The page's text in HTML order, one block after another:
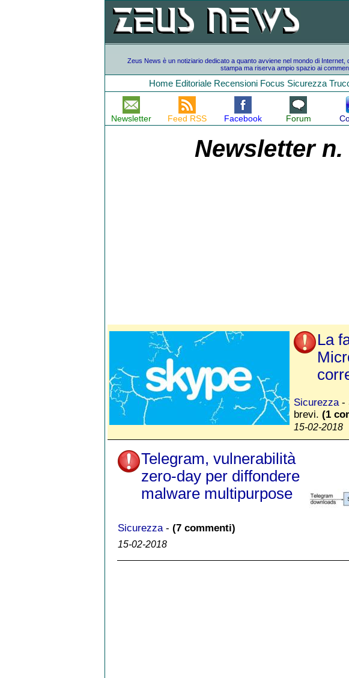
Zeus News è un notiziario dedicato a quanto avviene nel mondo di
stampa ma riserva ampio spazio ai
Home Editoriale Recensioni Focus Sicurezza
Newsletter Feed RSS Facebook Forum
Newsletter n.
La
Sicurezza-
brevi. (1
15-02-2018
Telegram, vulnerabilità
zero-day per diffondere
malware multipurpose
Sicurezza- (7 commenti)
15-02-2018